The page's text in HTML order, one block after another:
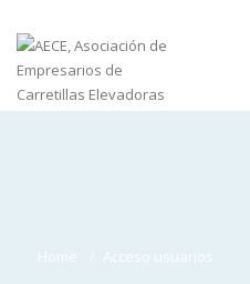
Home Acceso usuarios